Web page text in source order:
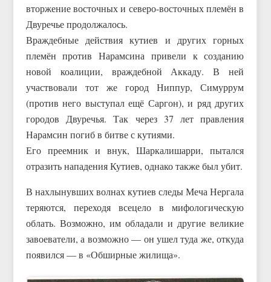
вторжение восточных и северо-восточных племён в
Двуречье продолжалось.
Враждебные действия кутиев и других горных
племён против Нарамсина привели к созданию
новой коалиции, враждебной Аккаду. В ней
участвовали тот же город Ниппур, Симуррум
(против него выступал ещё Саргон), и ряд других
городов Двуречья. Так через 37 лет правления
Нарамсин погиб в битве с кутиями.
Его преемник и внук, Шаркалишарри, пытался
отразить нападения Кутиев, однако также был убит.
В нахлынувших волнах кутиев следы Меча Нергала
теряются, переходя всецело в мифологическую
облать. Возможно, им обладали и другие великие
завоеватели, а возможно — он ушел туда же, откуда
появился — в «Обширные жилища».